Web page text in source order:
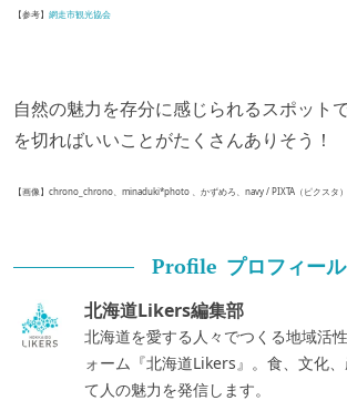
【参考】 網走市観光協会
自然の魅力を存分に感じられるスポット
を切ればいいことがたくさんありそう！
【画像】chrono_chrono、minaduki*photo 、かずめろ、navy / PIXTA（ピクスタ）
Profile プロフィール
北海道Likers編集部
北海道を愛する人々でつくる地域活
ォーム『北海道Likers』。食、文化
て人の魅力を発信します。